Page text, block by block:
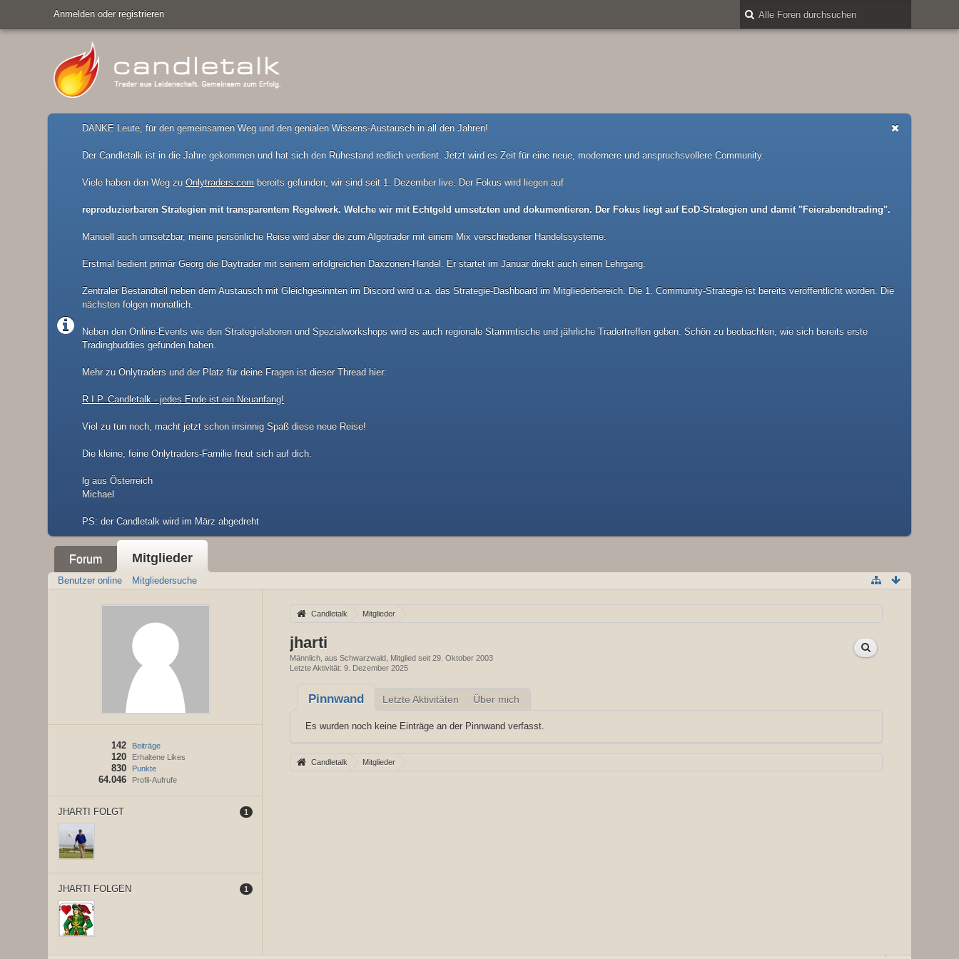
Anmelden oder registrieren
DANKE Leute, für den gemeinsamen Weg und den genialen Wissens-Austausch in all den Jahren!
Der Candletalk ist in die Jahre gekommen und hat sich den Ruhestand redlich verdient. Jetzt wird es Zeit für eine neue, modernere und anspruchsvollere Community.
Viele haben den Weg zuOnlytraders.com bereits gefunden, wir sind seit 1. Dezember live. Der Fokus wird liegen auf
reproduzierbaren Strategien mit transparentem Regelwerk. Welche wir mit Echtgeld umsetzten und dokumentieren. Der Fokus liegt auf EoD-Strategien und damit "Feierabendtrading".
Manuell auch umsetzbar, meine persönliche Reise wird aber die zum Algotrader mit einem Mix verschiedener Handelssysteme.
Erstmal bedient primär Georg die Daytrader mit seinem erfolgreichen Daxzonen-Handel. Er startet im Januar direkt auch einen Lehrgang.
Zentraler Bestandteil neben dem Austausch mit Gleichgesinnten im Discord wird u.a. das Strategie-Dashboard im Mitgliederbereich. Die 1. Community-Strategie ist bereits veröffentlicht worden. Die
nächsten folgen monatlich.
Neben den Online-Events wie den Strategielaboren und Spezialworkshops wird es auch regionale Stammtische und jährliche Tradertreffen geben. Schön zu beobachten, wie sich bereits erste
Tradingbuddies gefunden haben.
Mehr zu Onlytraders und der Platz für deine Fragen ist dieser Thread hier:
R.I.P. Candletalk - jedes Ende ist ein Neuanfang!
Viel zu tun noch, macht jetzt schon irrsinnig Spaß diese neue Reise!
Die kleine, feine Onlytraders-Familie freut sich auf dich.
lg aus Österreich
Michael
​PS: der Candletalk wird im März abgedreht
Forum Mitglieder
Benutzer online Mitgliedersuche
Beiträge
142
Erhaltene Likes
120
Punkte
830
Profil-Aufrufe
64.046
JHARTI FOLGT 1
JHARTI FOLGEN 1
Candletalk Mitglieder
jharti
Männlich aus Schwarzwald Mitglied seit 29. Oktober 2003
Letzte Aktivität 9. Dezember 2025
Pinnwand Letzte Aktivitäten Über mich
Es wurden noch keine Einträge an der Pinnwand verfasst.
Candletalk Mitglieder